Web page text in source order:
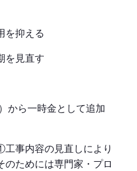
抑える
見直す
ら一時金として追加
事内容の見直しにより
のためには専門家・プロ